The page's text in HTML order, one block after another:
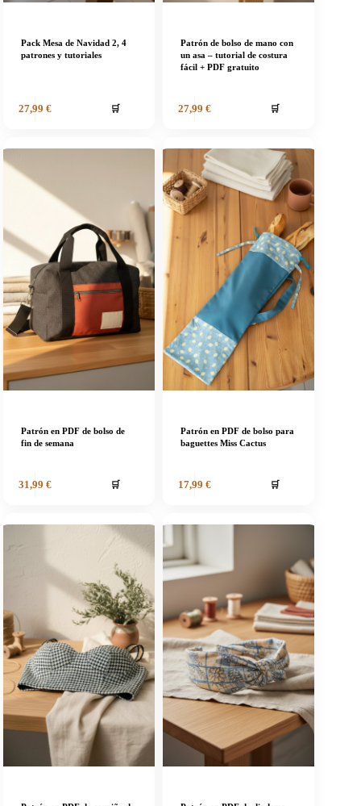
Pack Mesa de Navidad 2, 4
patrones y tutoriales
27,99 € 🛒
Patrón de bolso de mano con
un asa – tutorial de costura
fácil + PDF gratuito
27,99 € 🛒
Patrón en PDF de bolso de
fin de semana
31,99 € 🛒
Patrón en PDF de bolso para
baguettes Miss Cactus
17,99 € 🛒